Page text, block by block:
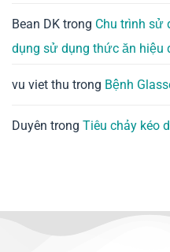
Bean DK trong Chu trình sử
dụng sử dụng thức ăn hiệu
vu viet thu trong Bệnh
Duyên trong Tiêu chảy kéo